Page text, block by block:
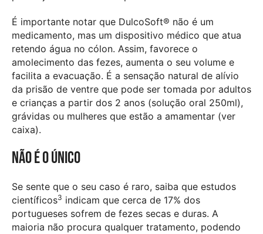
É importante notar que DulcoSoft® não é um
medicamento, mas um dispositivo médico que atua
retendo água no cólon. Assim, favorece o
amolecimento das fezes, aumenta o seu volume e
facilita a evacuação. É a sensação natural de alívio
da prisão de ventre que pode ser tomada por adultos
e crianças a partir dos 2 anos (solução oral 250ml),
grávidas ou mulheres que estão a amamentar (ver
caixa).
Não é o único
Se sente que o seu caso é raro, saiba que estudos
científicos3 indicam que cerca de 17% dos
portugueses sofrem de fezes secas e duras. A
maioria não procura qualquer tratamento, podendo